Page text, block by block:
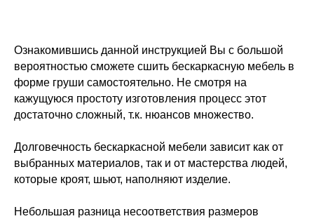
Ознакомившись данной инструкцией Вы с большой
вероятностью сможете сшить бескаркасную мебель в
форме груши самостоятельно. Не смотря на
кажущуюся простоту изготовления процесс этот
достаточно сложный, т.к. нюансов множество.
Долговечность бескаркасной мебели зависит как от
выбранных материалов, так и от мастерства людей,
которые кроят, шьют, наполняют изделие.
Небольшая разница несоответствия размеров